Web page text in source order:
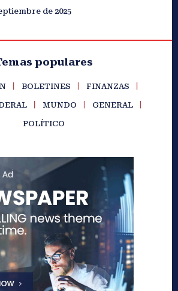
de 2025
populares
BOLETINES FINANZAS
MUNDO GENERAL
POLÍTICO